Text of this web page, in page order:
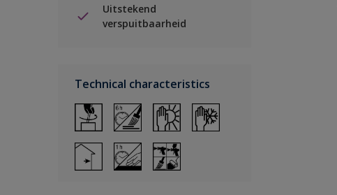
Uitstekend
verspuitbaarheid
Technical characteristics